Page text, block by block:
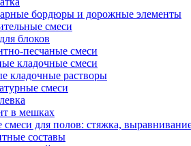
бордюры и дорожные элементы
смеси
блоков
песчаные смеси
кладочные смеси
кладочные растворы
смеси
в мешках
смеси для полов: стяжка,
составы